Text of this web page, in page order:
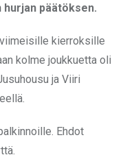
päätöksen.
kierroksille
kolme joukkuetta oli
ja Viiri
Ehdot